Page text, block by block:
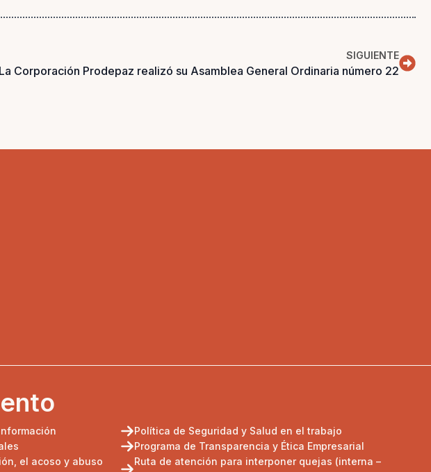
SIGUIENTE
La Corporación Prodepaz realizó su Asamblea General Ordinaria número 22
el acoso y abuso
Política de Seguridad y Salud en el trabajo
Programa de Transparencia y Ética Empresarial
Ruta de atención para interponer quejas (interna –